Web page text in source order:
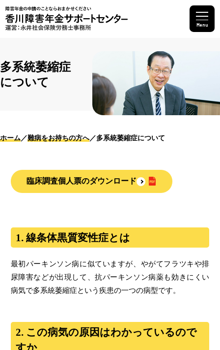
Menu
多系統萎縮症
について
ホーム 難病をお持ちの方へ 多系統萎縮症について
臨床調査個人票のダウンロード
1. 線条体黒質変性症とは
最初パーキンソン病に似ていますが、やがてフラツキや排
尿障害などが出現して、抗パーキンソン病薬も効きにくい
病気で多系統萎縮症という疾患の一つの病型です。
2. この病気の原因はわかっているので
すか